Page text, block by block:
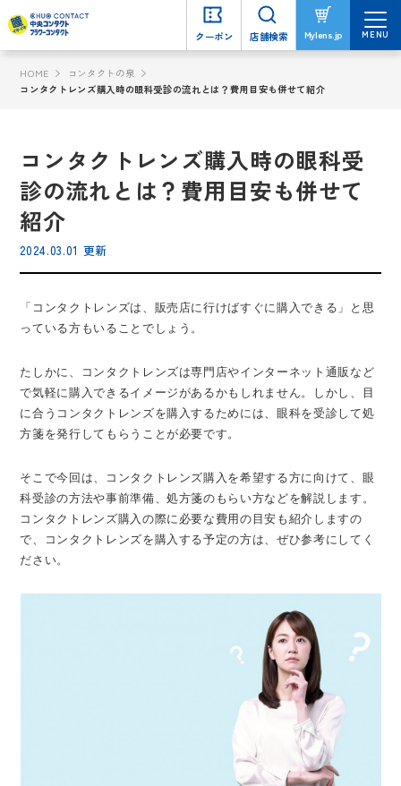
クーポン 店舗検索 Mylens.jp MENU
HOME
コンタクトの泉
コンタクトレンズ購入時の眼科受診の流れとは？費用目安も併せて紹介
コンタクトレンズ購入時の眼科受
診の流れとは？費用目安も併せて
紹介
2024.03.01 更新
「コンタクトレンズは、販売店に行けばすぐに購入できる」と思
っている方もいることでしょう。
たしかに、コンタクトレンズは専門店やインターネット通販など
で気軽に購入できるイメージがあるかもしれません。しかし、目
に合うコンタクトレンズを購入するためには、眼科を受診して処
方箋を発行してもらうことが必要です。
そこで今回は、コンタクトレンズ購入を希望する方に向けて、眼
科受診の方法や事前準備、処方箋のもらい方などを解説します。
コンタクトレンズ購入の際に必要な費用の目安も紹介しますの
で、コンタクトレンズを購入する予定の方は、ぜひ参考にしてく
ださい。
クーポン 店舗検索 Mylens.jp MENU